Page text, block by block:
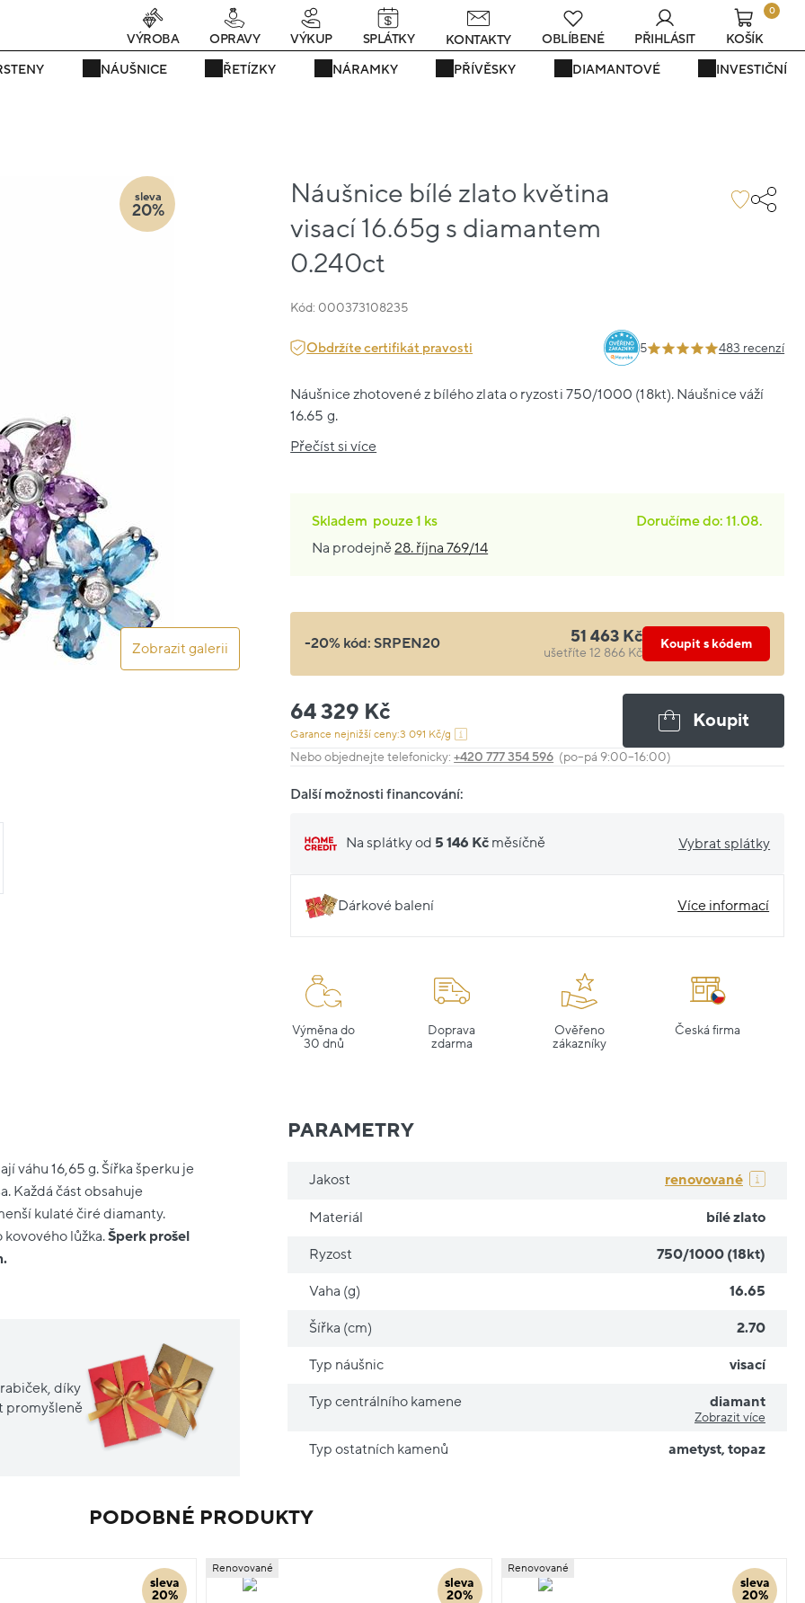
teď! - 20 % na vše! Kód: SRPEN20 24 dní : 7h : 50m : 41s
NÁUŠNICE ŘETÍZKY NÁRAMKY PŘÍVĚSKY DIAMANTOVÉ INVESTIČNÍ
VÝROBA OPRAVY VÝKUP SPLÁTKY KONTAKTY OBLÍBENÉ PŘIHLÁSIT
0
KOŠÍK
Zobrazit galerii
Náušnice bílé zlato květina
visací 16.65g s diamantem
0.240ct
Kód: 000373108235
sleva
20%
Obdržíte certifikát pravosti 5 483 recenzí
Náušnice zhotovené z bílého zlata o ryzosti 750/1000 (18kt). Náušnice váží
16.65 g.
Přečíst si více
Skladem pouze1 ks
Doručíme do: 11.08.
Na prodejně28. října 769/14
-20% kód:SRPEN20 51 463 Kč
ušetříte 12 866 Kč
Koupit s kódem
64 329 Kč
Garance nejnižší ceny:3 091 Kč/g
Koupit
Nebo objednejte telefonicky:+420 777 354 596 (po–pá 9:00–16:00)
Další možnosti financování:
Na splátky od 5 146 Kč měsíčně Vybrat splátky
Dárkové balení Více informací
Výměna do
30 dnů
Doprava
zdarma
Ověřeno
zákazníky
Česká firma
váhu 16,65 g. Šířka šperku je
Každá část obsahuje
kulaté čiré diamanty.
kovového lůžka.Šperk prošel
díky
promyšleně
PARAMETRY
Jakost renovované
Materiál bílé zlato
Ryzost 750/1000 (18kt)
Vaha (g) 16.65
Šířka (cm) 2.70
Typ náušnic visací
Typ centrálního kamene diamant
Zobrazit více
Typ ostatních kamenů ametyst, topaz
PODOBNÉ PRODUKTY
sleva
20%
sleva
20%
Renovované
sleva
20%
Renovované